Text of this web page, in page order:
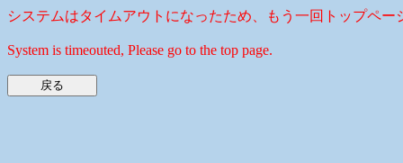
システムはタイムアウトになったため、もう一回トップペー
System is timeouted, Please go to the top page.